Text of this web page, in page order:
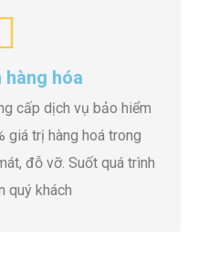
hàng hóa
cấp dịch vụ bảo hiểm
giá trị hàng hoá trong
đỗ vỡ. Suốt quá trình
quý khách